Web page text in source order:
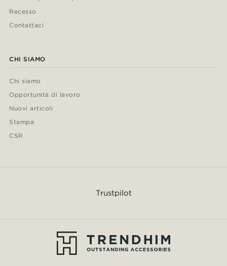
Recesso
Contattaci
CHI SIAMO
Chi siamo
Opportunità di lavoro
Nuovi articoli
Stampa
CSR
Trustpilot